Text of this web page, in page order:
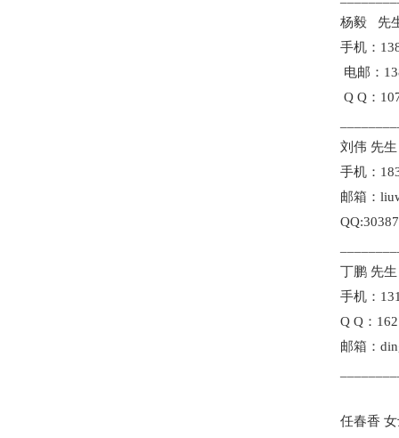
杨毅 先
手机：
电邮：
Q Q：
刘伟 先生
手机：
邮箱：
丁鹏 先生
手机：
Q Q：
邮箱：
任春香